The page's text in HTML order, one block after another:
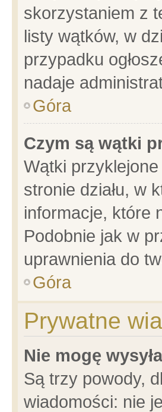
skorzystaniem z
listy wątków, w
przypadku
nadaje
Góra
Czym są wątki
Wątki
stronie działu, w
informacje, które
Podobnie jak w
uprawnienia do
Góra
Prywatne
Nie mogę
Są trzy powody,
wiadomości: nie